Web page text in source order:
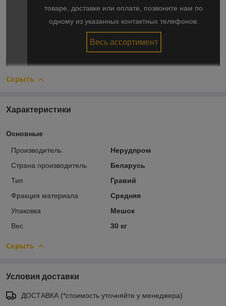
товаре, доставке или оплате, позвоните нам по
одному из указанных контактных телефонов.
Весь ассортимент
Скрыть
Характеристики
Основные
Производитель
Нерудпром
Страна производитель
Беларусь
Тип
Гравий
Фракция материала
Средняя
Упаковка
Мешок
Вес
30 кг
Скрыть
Условия доставки
ДОСТАВКА (*стоимость уточняйте у менеджера)